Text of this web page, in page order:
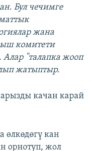
Бул чечимге
жана
комитети
"талапка жооп
жатыптыр.
качан карай
кан
орнотуп, жол